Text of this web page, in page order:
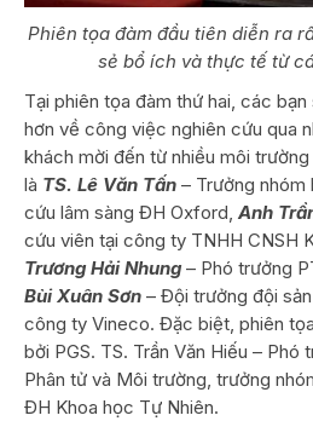
Phiên tọa đàm đầu tiên diễn ra
sẻ bổ ích và thực tế từ
Tại phiên tọa đàm thứ hai, các
hơn về công việc nghiên cứu qua
khách mời đến từ nhiều môi
là TS. Lê Văn Tấn – Trưởng nhóm
cứu lâm sàng ĐH Oxford, Anh
cứu viên tại công ty TNHH CNSH
Trương Hải Nhung– Phó trưởng
Bùi Xuân Sơn – Đội trưởng đội
công ty Vineco. Đặc biệt, phiên
bởi PGS. TS. Trần Văn Hiếu – Phó
Phân tử và Môi trường, trưởng
ĐH Khoa học Tự Nhiên.